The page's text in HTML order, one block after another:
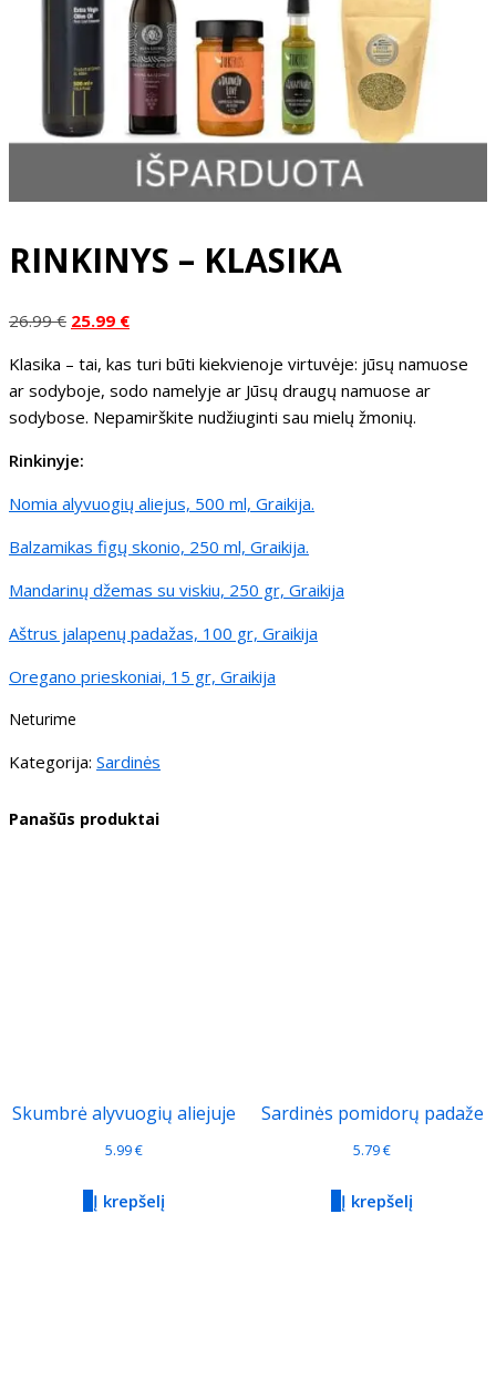
RINKINYS – KLASIKA
26.99€ Original
was:
26.99 €.
25.99 €Current
is:
25.99 €.
Klasika – tai, kas turi būti kiekvienoje virtuvėje: jūsų namuose
ar sodyboje, sodo namelyje ar Jūsų draugų namuose ar
sodybose. Nepamirškite nudžiuginti sau mielų žmonių.
Rinkinyje:
Nomia alyvuogių aliejus, 500 ml, Graikija.
Balzamikas figų skonio, 250 ml, Graikija.
Mandarinų džemas su viskiu, 250 gr, Graikija
Aštrus jalapenų padažas, 100 gr, Graikija
Oregano prieskoniai, 15 gr, Graikija
Neturime
Kategorija: Sardinės
Panašūs produktai
Skumbrė alyvuogių aliejuje
5.99€
Į krepšelį
Sardinės pomidorų padaže
5.79€
Į krepšelį